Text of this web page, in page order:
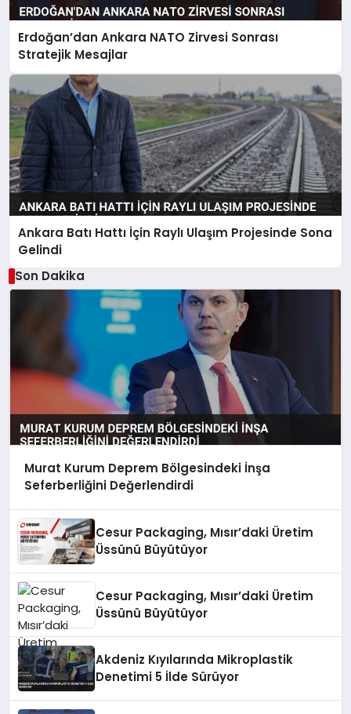
Erdoğan’dan Ankara NATO Zirvesi Sonrası
Stratejik Mesajlar
Ankara Batı Hattı İçin Raylı Ulaşım Projesinde Sona
Gelindi
Son Dakika
Murat Kurum Deprem Bölgesindeki İnşa
Seferberliğini Değerlendirdi
Cesur Packaging, Mısır’daki Üretim
Üssünü Büyütüyor
Cesur Packaging, Mısır’daki Üretim
Üssünü Büyütüyor
Akdeniz Kıyılarında Mikroplastik
Denetimi 5 İlde Sürüyor